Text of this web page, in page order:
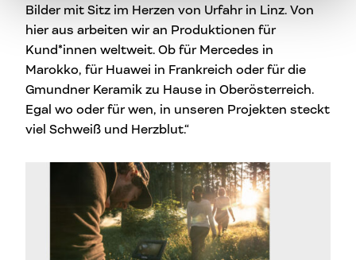
Bilder mit Sitz im Herzen von Urfahr in Linz. Von
hier aus arbeiten wir an Produktionen für
Kund*innen weltweit. Ob für Mercedes in
Marokko, für Huawei in Frankreich oder für die
Gmundner Keramik zu Hause in Oberösterreich.
Egal wo oder für wen, in unseren Projekten steckt
viel Schweiß und Herzblut.“